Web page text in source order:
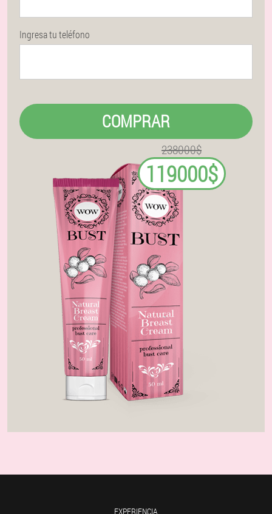
Ingresa tu teléfono
COMPRAR
238000$
119000$
EXPERIENCIA